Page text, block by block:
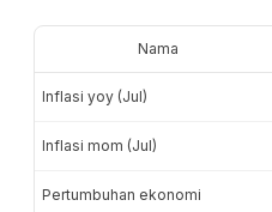
Nama
Inflasi yoy (Jul)
Inflasi mom (Jul)
Pertumbuhan ekonomi